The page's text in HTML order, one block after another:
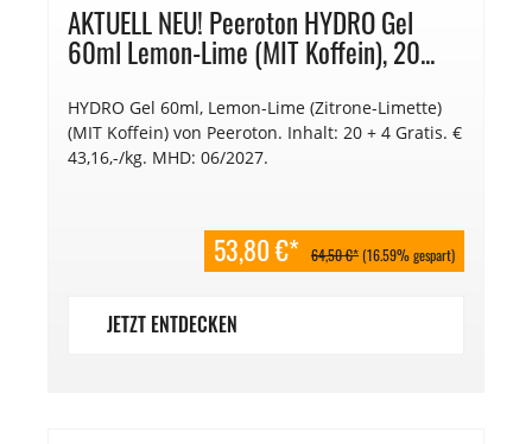
AKTUELL NEU! Peeroton HYDRO Gel
60ml Lemon-Lime (MIT Koffein), 20...
HYDRO Gel 60ml, Lemon-Lime (Zitrone-Limette)
(MIT Koffein) von Peeroton. Inhalt: 20 + 4 Gratis. €
43,16,-/kg. MHD: 06/2027.
53,80 €* 64,50 €*(16.59% gespart)
JETZT ENTDECKEN